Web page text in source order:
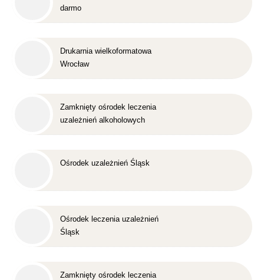
darmo
Drukarnia wielkoformatowa
Wrocław
Zamknięty ośrodek leczenia
uzależnień alkoholowych
Ośrodek uzależnień Śląsk
Ośrodek leczenia uzależnień
Śląsk
Zamknięty ośrodek leczenia